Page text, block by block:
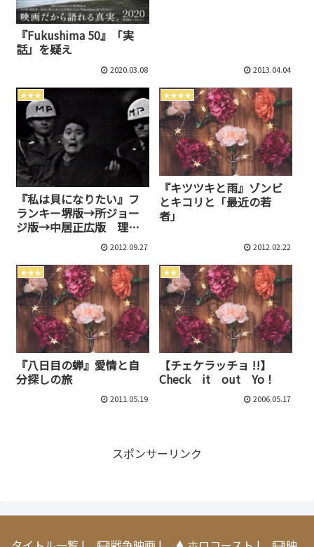
『Fukushima 50』「実
話」を疑え
2020.03.08 2013.04.04
★★★
『私は貝になりたい』フ
ランキー堺版→所ジョー
ジ版→中居正広版 理不
2012.09.27
★★★★
『キツツキと雨』ゾンビ
とキコリと「最近の若
者」
2012.02.22
★★★
『八日目の蝉』愛情と自
分探しの旅
2011.05.19
★★
【チェケラッチョ !!】
Check it out Yo！
2006.05.17
スポンサーリンク